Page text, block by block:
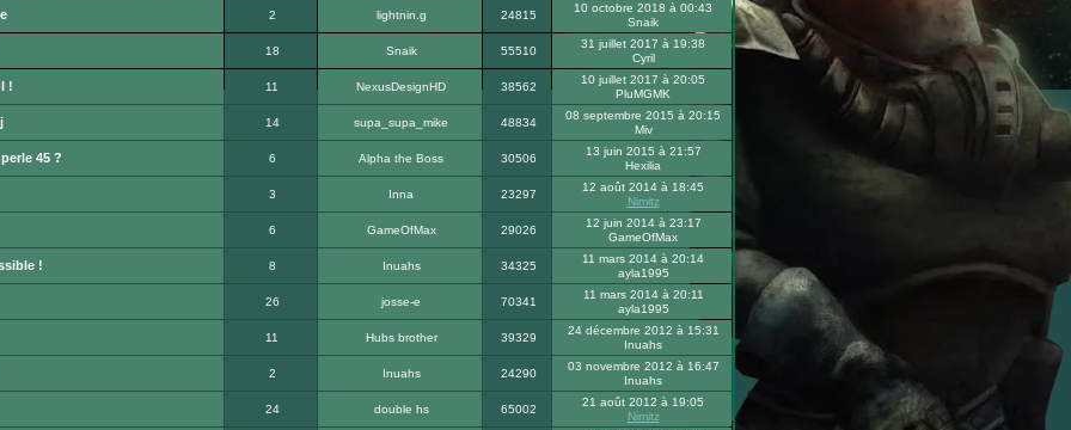
2 lightnin.g 24815
10 octobre 2018 à 00:43
Snaik
18 Snaik 55510
31 juillet 2017 à 19:38
Cyril
! 11 NexusDesignHD 38562
10 juillet 2017 à 20:05
PluMGMK
14 supa_supa_mike 48834
08 septembre 2015 à 20:15
Miv
45 ? 6 Alpha the Boss 30506
13 juin 2015 à 21:57
Hexilia
3 Inna 23297
12 août 2014 à 18:45
Nimitz
6 GameOfMax 29026
12 juin 2014 à 23:17
GameOfMax
! 8 Inuahs 34325
11 mars 2014 à 20:14
ayla1995
26 josse-e 70341
11 mars 2014 à 20:11
ayla1995
11 Hubs brother 39329
24 décembre 2012 à 15:31
Inuahs
2 Inuahs 24290
03 novembre 2012 à 16:47
Inuahs
24 double hs 65002
21 août 2012 à 19:05
Nimitz